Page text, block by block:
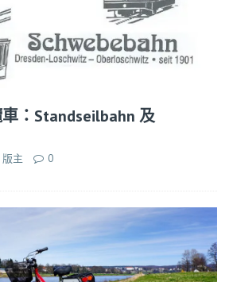
：Standseilbahn 及
版主 0